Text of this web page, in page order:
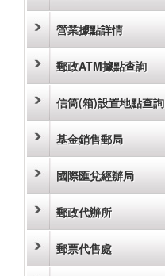
營業據點詳情
郵政ATM據點查詢
信筒(箱)設置地點查詢
基金銷售郵局
國際匯兌經辦局
郵政代辦所
郵票代售處